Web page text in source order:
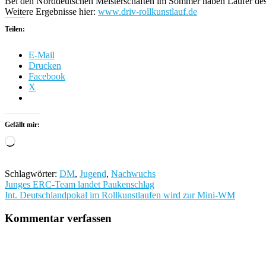
Weitere Ergebnisse hier: www.driv-rollkunstlauf.de
Teilen:
E-Mail
Drucken
Facebook
X
Gefällt mir:
Wird
Schlagwörter: DM, Jugend, Nachwuchs
Beitragsnavigation
Junges ERC-Team landet Paukenschlag
Int. Deutschlandpokal im Rollkunstlaufen wird zur Mini-WM
Kommentar verfassen